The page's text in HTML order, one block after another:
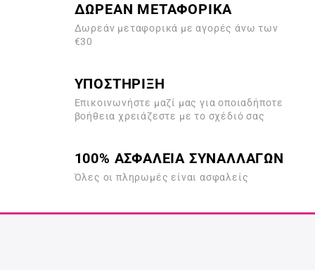
ΔΩΡΕΑΝ ΜΕΤΑΦΟΡΙΚΑ
Δωρεάν μεταφορικά με αγορές άνω των
€30
ΥΠΟΣΤΗΡΙΞΗ
Επικοινωνήστε μαζί μας για οποιαδήποτε
βοήθεια χρειάζεστε με το σχέδιό σας
100% ΑΣΦΑΛΕΙΑ ΣΥΝΑΛΛΑΓΩΝ
Όλες οι πληρωμές είναι ασφαλείς